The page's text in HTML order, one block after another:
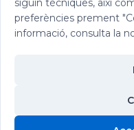
siguin tècniques, així
preferències prement
informació, consulta la